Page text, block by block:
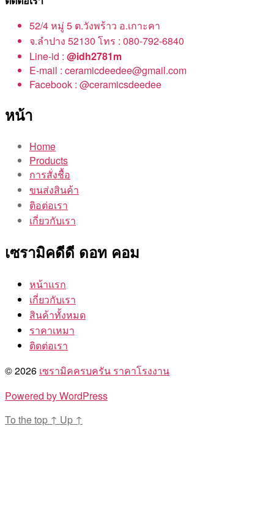
52/4 หมู่ 5 ต.วังพร้าว อ.เกาะคา
จ.ลำปาง 52130 โทร : 080-792-6840
Line-id : @idh2781m
E-mail : ceramicdeedee@gmail.com
Facebook : @ceramicsdeedee
หน้า
Home
Products
การสั่งชื้อ
ขนส่งสินค้า
ติอต่อเรา
เกี่ยวกับเรา
เซรามิคดีดี ดอท คอม
หน้าแรก
เกี่ยวกับเรา
สินค้าทั้งหมด
ราคาเหมา
ติดต่อเรา
© 2026 เซรามิคครบครัน ราคาโรงงาน
Powered by WordPress
To the top ↑ Up ↑